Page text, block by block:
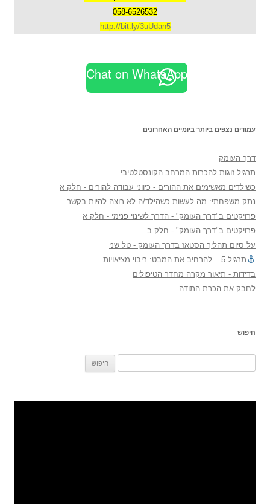
058-6526532
http://bit.ly/3uUdan5
Chat on WhatsApp
עמודים נצפים ביותר ביומיים האחרונים
דרך העומק
תרגיל זוגות להכרות המרחב הקונסטלטיבי
כשילדים מאשימים את ההורים - כיווני עבודה להורים - חלק א
נתק משפחתי: מה לעשות כשהילד/ה לא רוצה להיות בקשר
פרויקטים ב"דרך העומק" - הדרך לשינוי פנימי - חלק א
פרויקטים ב"דרך העומק" - חלק ב
על סיום תהליך הסטאז בדרך העומק - טל שני
תרגיל 5 – להרחיב את המבט: ריבוי מציאויות
בדידות - תיאור מקרה מחדר הטיפולים
לחבק את הכרת התודה
חיפוש